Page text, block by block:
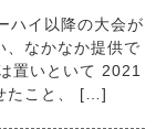
ハイ以降の大会が
、なかなか提供で
置いといて 2021
たこと、 […]